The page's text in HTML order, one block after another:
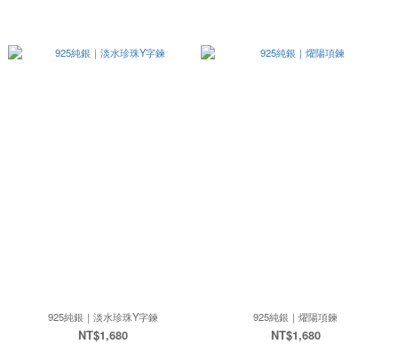
925純銀｜淡水珍珠Y字鍊
NT$1,680
925純銀｜燿陽項鍊
NT$1,680